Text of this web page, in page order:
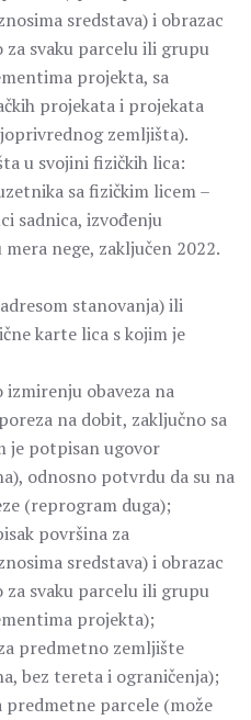
sredstava) i obrazac
za svaku parcelu ili grupu
projekta, sa
projekata i projekata
zemljišta).
u svojini fizičkih lica:
sa fizičkim licem –
sadnica, izvođenju
nege, zaključen 2022.
stanovanja) ili
karte lica s kojim je
obaveza na
na dobit, zaključno sa
je potpisan ugovor
odnosno potvrdu da su na
(reprogram duga);
površina za
sredstava) i obrazac
za svaku parcelu ili grupu
projekta);
predmetno zemljište
bez tereta i ograničenja);
parcele (može